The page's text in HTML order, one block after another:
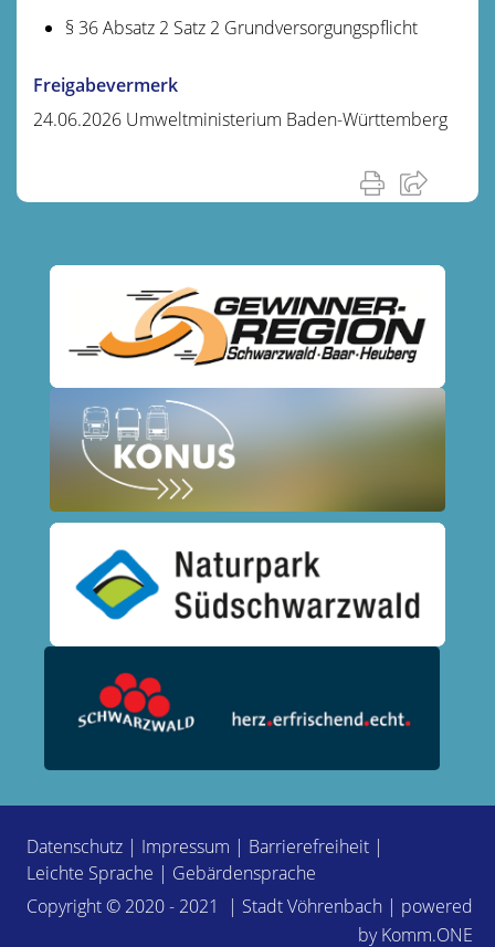
§ 36 Absatz 2 Satz 2 Grundversorgungspflicht
Freigabevermerk
24.06.2026 Umweltministerium Baden-Württemberg
Datenschutz | Impressum | Barrierefreiheit |
Leichte Sprache | Gebärdensprache
Copyright © 2020 - 2021 | Stadt Vöhrenbach | powered
byKomm.ONE